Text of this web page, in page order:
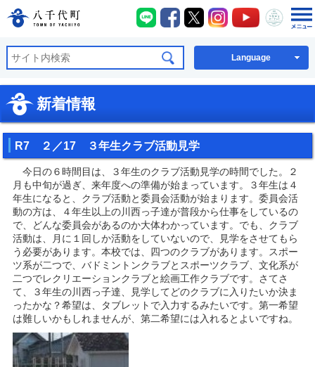
八千代町公式ホームページ
八千代町LINE
八千代町Facebook
八千代町X八千代町Instagram
八千代町
八千
Language
新着情報
R7 ２／17 ３年生クラブ活動見学
今日の６時間目は、３年生のクラブ活動見学の時間でした。２
月も中旬が過ぎ、来年度への準備が始まっています。３年生は４
年生になると、クラブ活動と委員会活動が始まります。委員会活
動の方は、４年生以上の川西っ子達が普段から仕事をしているの
で、どんな委員会があるのか大体わかっています。でも、クラブ
活動は、月に１回しか活動をしていないので、見学をさせてもら
う必要があります。本校では、四つのクラブがあります。スポー
ツ系が二つで、バドミントンクラブとスポーツクラブ、文化系が
二つでレクリエーションクラブと絵画工作クラブです。さてさ
て、３年生の川西っ子達、見学してどのクラブに入りたいか決ま
ったかな？希望は、タブレットで入力するみたいです。第一希望
は難しいかもしれませんが、第二希望には入れるとよいですね。